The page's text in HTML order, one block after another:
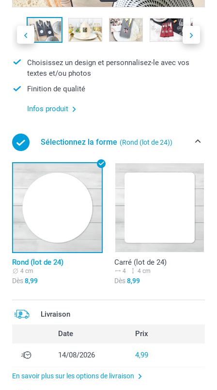
Choisissez un design et personnalisez-le avec vos
textes et/ou photos
Finition de qualité
Infos produit
Sélectionnez la forme (Rond (lot de 24))
Rond (lot de 24)
4 cm
Dès8,99
Carré (lot de 24)
4 4 cm
Dès8,99
Livraison
Date Prix
14/08/2026 4,99
En savoir plus sur les options de livraison